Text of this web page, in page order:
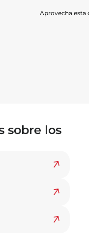
Aprovecha esta
sobre los